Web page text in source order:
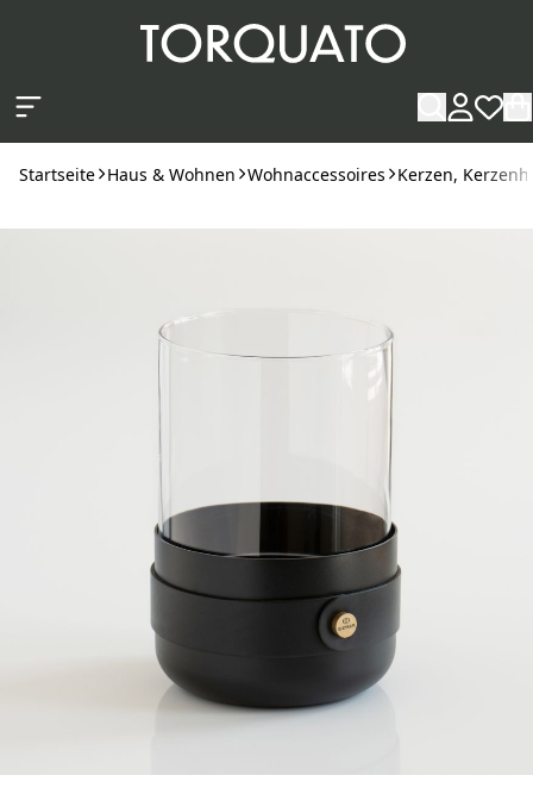
Startseite Haus & Wohnen Wohnaccessoires Kerzen,